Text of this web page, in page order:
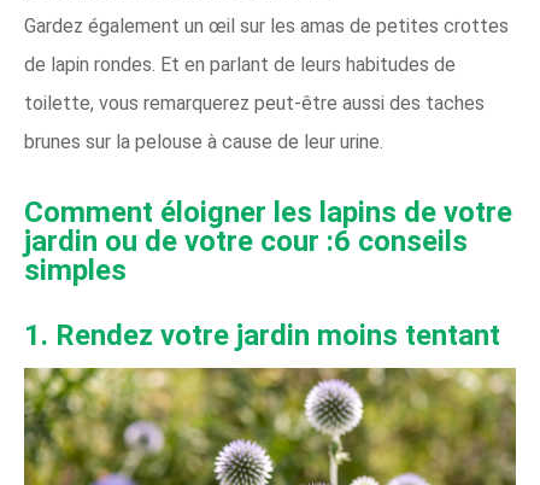
Gardez également un œil sur les amas de petites crottes
de lapin rondes. Et en parlant de leurs habitudes de
toilette, vous remarquerez peut-être aussi des taches
brunes sur la pelouse à cause de leur urine.
Comment éloigner les lapins de votre
jardin ou de votre cour :6 conseils
simples
1. Rendez votre jardin moins tentant